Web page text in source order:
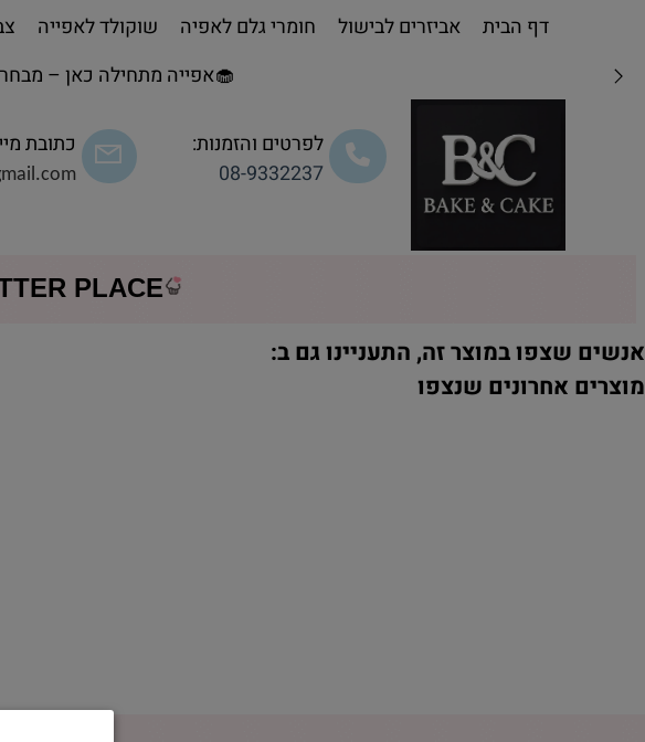
🧁אפייה מתחילה כאן –
לפרטים והזמנות:
08-9332237
כתובת
דף הבית אביזרים לבישול חומרי גלם לאפיה שוקולד לאפייה
PLACE
שצפו במוצר זה, התעניינו גם ב:
אחרונים שנצפו